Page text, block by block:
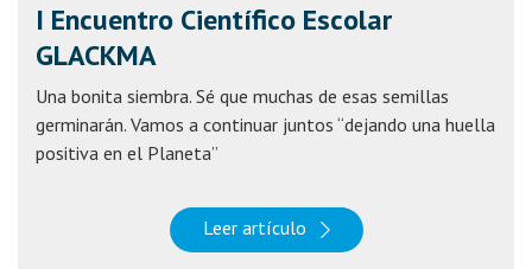
I Encuentro Científico Escolar
GLACKMA
Una bonita siembra. Sé que muchas de esas semillas
germinarán. Vamos a continuar juntos “dejando una huella
positiva en el Planeta”
Leer artículo